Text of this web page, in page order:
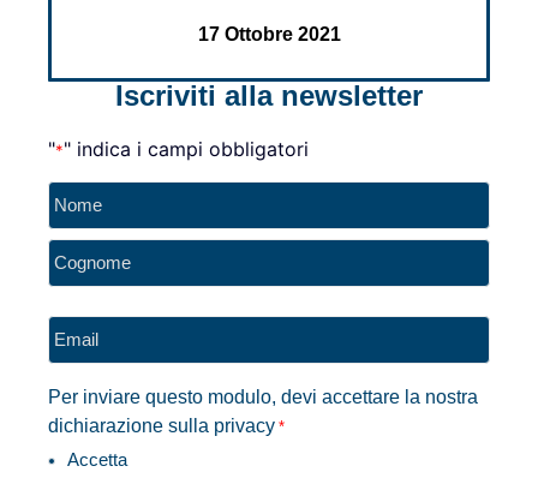
17 Ottobre 2021
Iscriviti alla newsletter
"*" indica i campi obbligatori
Nome
*
Email
*
Per inviare questo modulo, devi accettare la nostra
dichiarazione sulla privacy *
Accetta